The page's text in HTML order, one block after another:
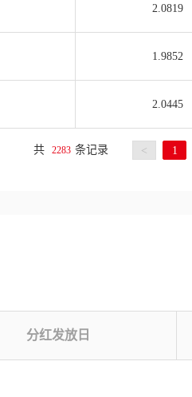
2.0819
1.9852
2.0445
共 2283 条记录 < 1
分红发放日